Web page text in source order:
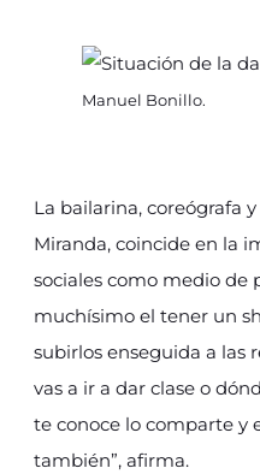
Manuel Bonillo.
La bailarina, coreógrafa
Miranda, coincide en la
sociales como medio de
muchísimo el tener un
subirlos enseguida a las
vas a ir a dar clase o
te conoce lo comparte y
también”, afirma.